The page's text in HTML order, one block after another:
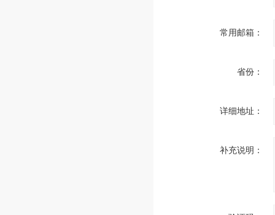
常用邮箱：
省份：
详细地址：
补充说明：